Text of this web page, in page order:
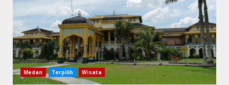
Medan Terpilih Wisata
5
10 Kontroversial Orang Batak
Sering Jadi Perdebatan
Mei 25, 2026
Pesona Sumatera Utara,
Tradisi Rondang Bittang yang